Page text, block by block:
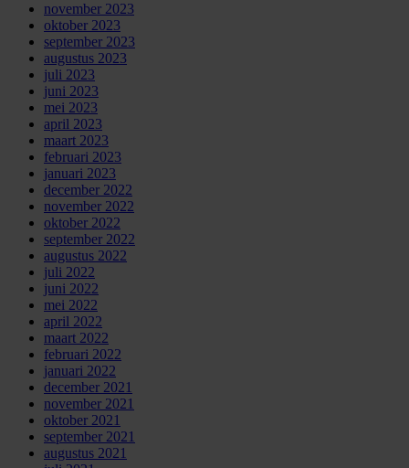
november 2023
oktober 2023
september 2023
augustus 2023
juli 2023
juni 2023
mei 2023
april 2023
maart 2023
februari 2023
januari 2023
december 2022
november 2022
oktober 2022
september 2022
augustus 2022
juli 2022
juni 2022
mei 2022
april 2022
maart 2022
februari 2022
januari 2022
december 2021
november 2021
oktober 2021
september 2021
augustus 2021